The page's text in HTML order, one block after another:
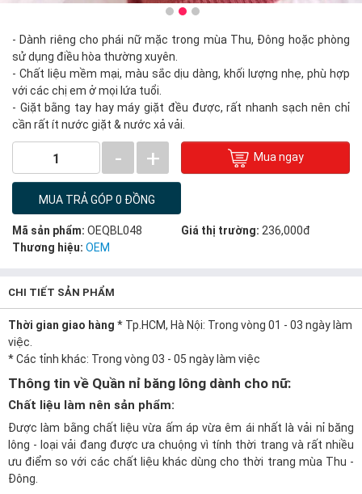
- Dành riêng cho phái nữ mặc trong mùa Thu, Đông hoặc phòng
sử dụng điều hòa thường xuyên.
- Chất liệu mềm mại, màu sắc dịu dàng, khối lượng nhẹ, phù hợp
với các chị em ở mọi lứa tuổi.
- Giặt bằng tay hay máy giặt đều được, rất nhanh sạch nên chỉ
cần rất ít nước giặt & nước xả vải.
1 - + Mua ngay
MUA TRẢ GÓP 0 ĐỒNG
Mã sản phẩm: OEQBL048 Giá thị trường: 236,000đ
Thương hiệu: OEM
CHI TIẾT SẢN PHẨM
Thời gian giao hàng * Tp.HCM, Hà Nội: Trong vòng 01 - 03 ngày làm
việc.
* Các tỉnh khác: Trong vòng 03 - 05 ngày làm việc
Thông tin về Quần nỉ băng lông dành cho nữ:
Chất liệu làm nên sản phẩm:
Được làm bằng chất liệu vừa ấm áp vừa êm ái nhất là vải nỉ băng
lông - loại vải đang được ưa chuộng vì tính thời trang và rất nhiều
ưu điểm so với các chất liệu khác dùng cho thời trang mùa Thu -
Đông.